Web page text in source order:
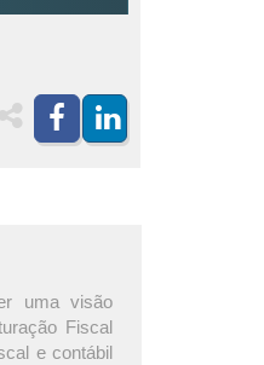
uma visão
Fiscal
e contábil